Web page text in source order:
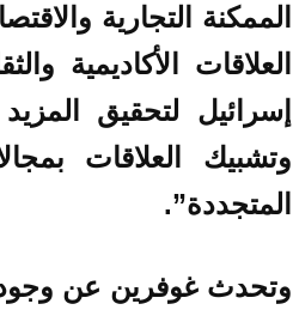
الممكنة التجارية
العلاقات الأكاديمية
إسرائيل لتحقيق
وتشبيك العلاقات
المتجددة”.
وتحدث غوفرين عن وجود